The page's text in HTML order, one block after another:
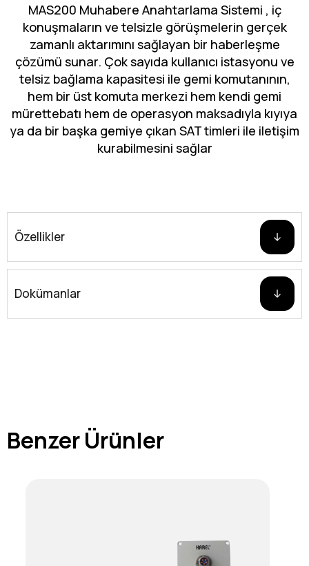
MAS200 Muhabere Anahtarlama Sistemi , iç
konuşmaların ve telsizle görüşmelerin gerçek
zamanlı aktarımını sağlayan bir haberleşme
çözümü sunar. Çok sayıda kullanıcı istasyonu ve
telsiz bağlama kapasitesi ile gemi komutanının,
hem bir üst komuta merkezi hem kendi gemi
mürettebatı hem de operasyon maksadıyla kıyıya
ya da bir başka gemiye çıkan SAT timleri ile iletişim
kurabilmesini sağlar
Özellikler
Dokümanlar
Benzer Ürünler